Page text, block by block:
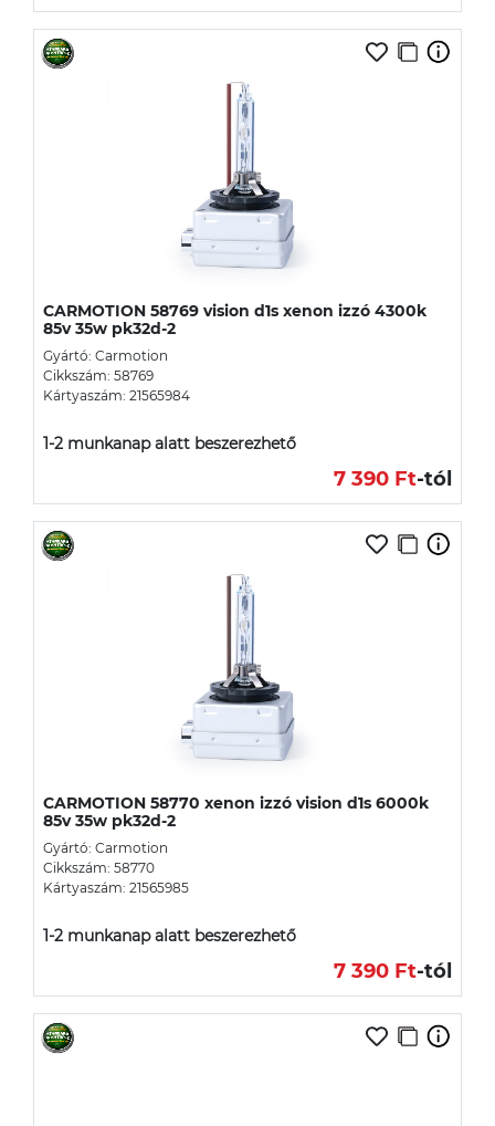
CARMOTION 58769 vision d1s xenon izzó 4300k
85v 35w pk32d-2
Gyártó: Carmotion
Cikkszám: 58769
Kártyaszám: 21565984
1-2 munkanap alatt beszerezhető
7 390 Ft-tól
CARMOTION 58770 xenon izzó vision d1s 6000k
85v 35w pk32d-2
Gyártó: Carmotion
Cikkszám: 58770
Kártyaszám: 21565985
1-2 munkanap alatt beszerezhető
7 390 Ft-tól